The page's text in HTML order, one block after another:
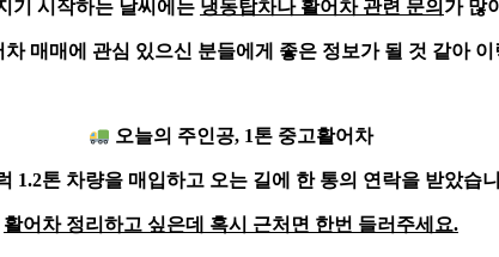
기 시작하는 날씨에는 냉동탑차나 활어차 관련 문의 가 많
차 매매 에 관심 있으신 분들에게 좋은 정보가 될 것 같아
오늘의 주인공, 1톤 중고활어차
1.2톤 차량을 매입하고 오는 길에 한 통의 연락을 받았습
활어차 정리하고 싶은데 혹시 근처면 한번 들러주세요.